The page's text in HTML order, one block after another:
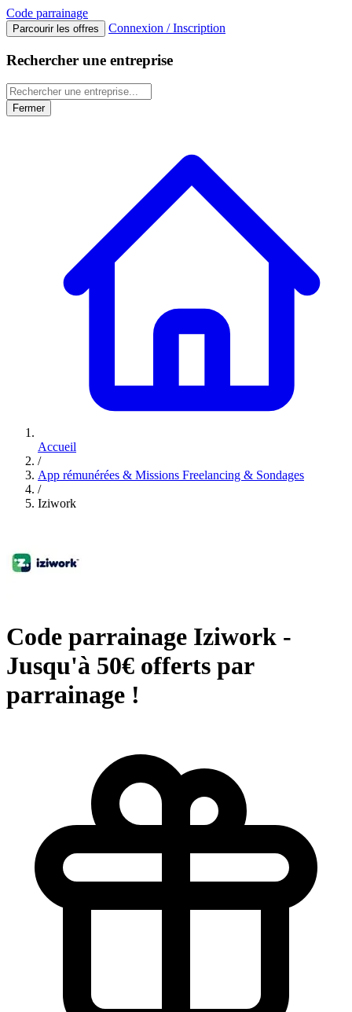
Code parrainage
Parcourir les offres Connexion / Inscription
Rechercher une entreprise
Fermer
Accueil
/
App rémunérées & Missions Freelancing & Sondages
/
Iziwork
Code parrainage Iziwork -
Jusqu'à 50€ offerts par
parrainage !